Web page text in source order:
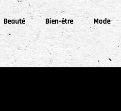
Beauté Bien-être Mode